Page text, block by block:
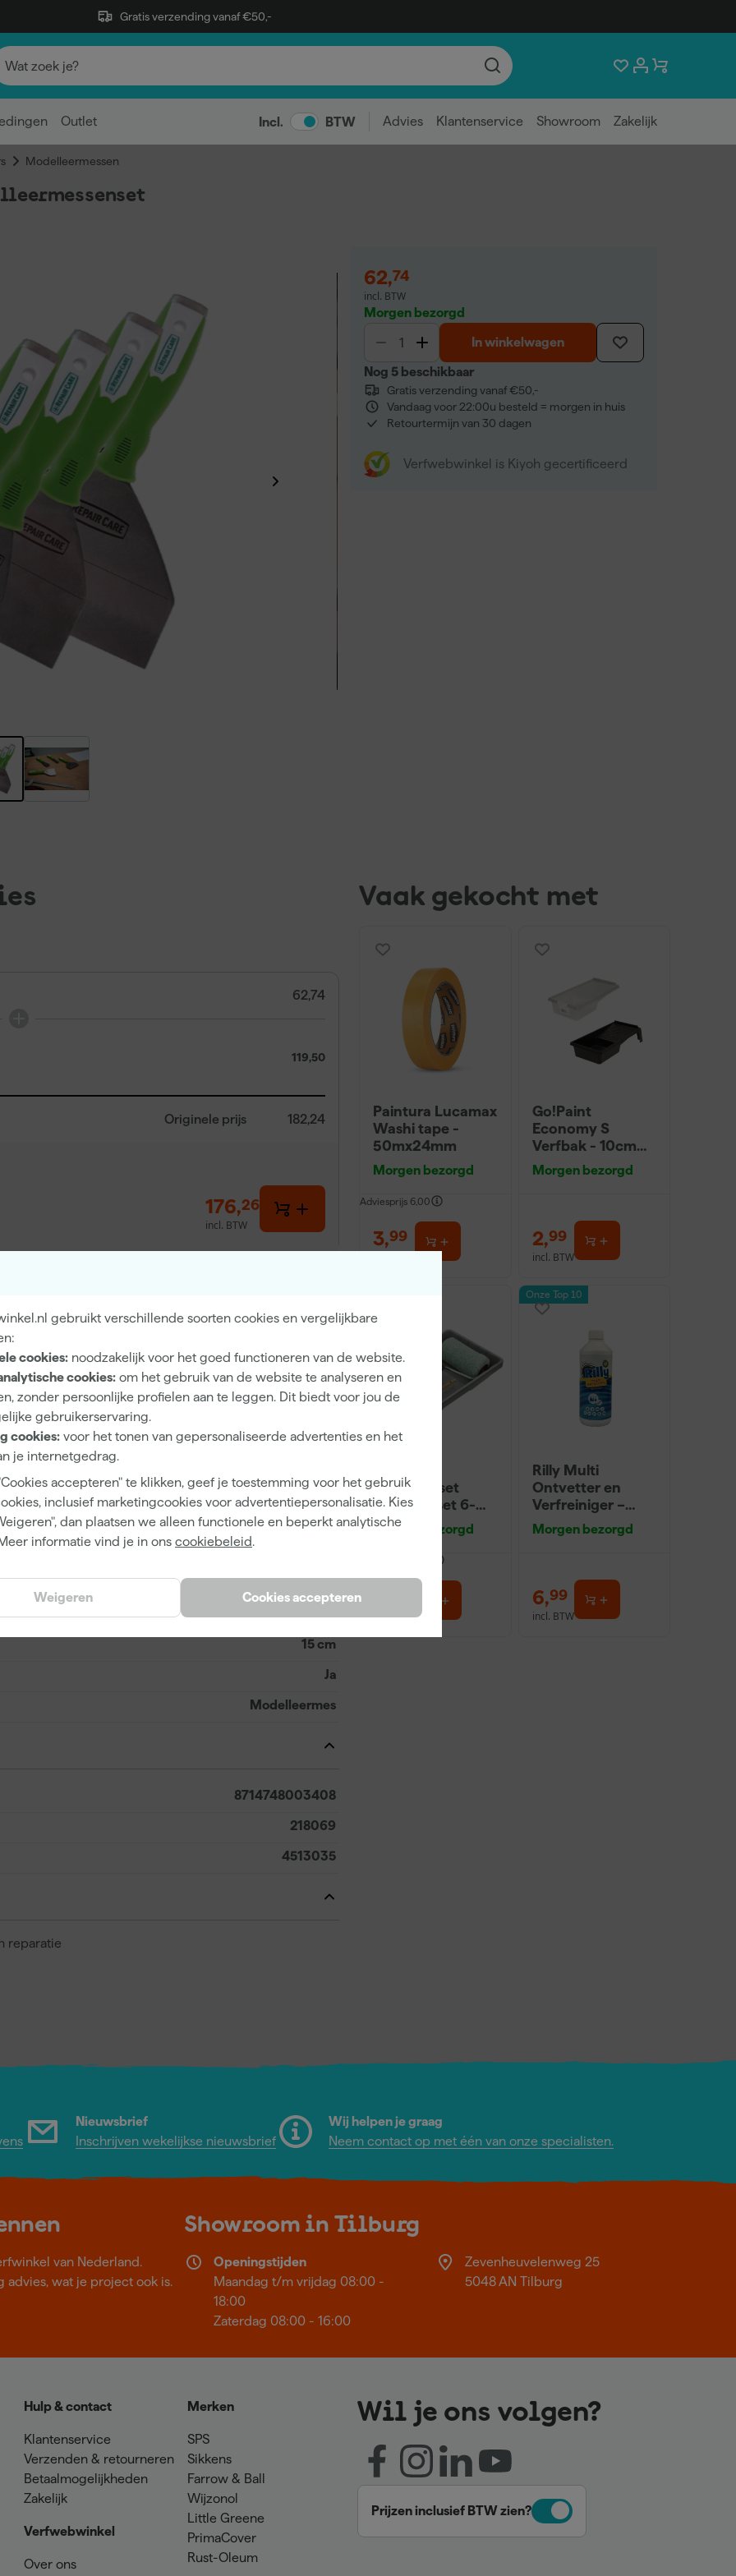
Gratis verzending vanaf €50,-
Outlet Incl. BTW Advies Klantenservice Showroom Zakelijk
Modelleermessen
gebruikt verschillende soorten cookies en vergelijkbare
cookies: noodzakelijk voor het goed functioneren van de website.
cookies: om het gebruik van de website te analyseren en
zonder persoonlijke profielen aan te leggen. Dit biedt voor jou de
gebruikerservaring.
cookies: voor het tonen van gepersonaliseerde advertenties en het
je internetgedrag.
accepteren" te klikken, geef je toestemming voor het gebruik
inclusief marketingcookies voor advertentiepersonalisatie. Kies
dan plaatsen we alleen functionele en beperkt analytische
informatie vind je in ons cookiebeleid.
Cookies accepteren
Weigeren
62,74
incl. BTW
Morgen bezorgd
In winkelwagen
Nog 5 beschikbaar
Gratis verzending vanaf €50,-
Vandaag voor 22:00u besteld = morgen in huis
Retourtermijn van 30 dagen
Verfwebwinkel is Kiyoh gecertificeerd
62,74
119,50
Originele prijs 182,24
176,26
incl. BTW
je alles in huis voor het strak modelleren en afwerken
messen in verschillende formaten, elk
voorzien van rechte hoeken, waardoor je snel en
van een hoek of het mengen van materiaal. Elk mes
hand ligt. De messen zijn eenvoudig te reinigen en
voor zowel het aanbrengen als het vormgeven van
4
15 cm
Ja
Modelleermes
8714748003408
218069
4513035
reparatie
Vaak gekocht met
Paintura Lucamax
Washi tape -
50mx24mm
Morgen bezorgd
Adviesprijs 6,00
3,99
Go!Paint
Economy S
Verfbak - 10cm
Roller - 15 x 32 cm
+ 5 inzetbakken
Morgen bezorgd
2,99
incl. BTW
Muurverfset
MICMEX set 6-
delig
Morgen bezorgd
incl. BTW
Onze Top 10
Rilly Multi
Ontvetter en
Verfreiniger –
0,5L
Morgen bezorgd
6,99
incl. BTW
Nieuwsbrief
Inschrijven wekelijkse nieuwsbrief
Wij helpen je graag
Neem contact op met één van onze specialisten.
van Nederland.
wat je project ook is.
Showroom in Tilburg
Openingstijden
Maandag t/m vrijdag 08:00 -
18:00
Zaterdag 08:00 - 16:00
Zevenheuvelenweg 25
5048 AN Tilburg
Hulp & contact
Klantenservice
Verzenden & retourneren
Betaalmogelijkheden
Zakelijk
Verfwebwinkel
Over ons
Merken
SPS
Sikkens
Farrow & Ball
Wijzonol
Little Greene
PrimaCover
Rust-Oleum
Wil je ons volgen?
Prijzen inclusief BTW zien?